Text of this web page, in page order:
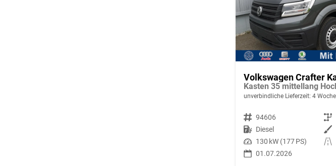
Volkswagen Crafter
unverbindliche Lieferzeit: 4
Fahrzeugnr. 94606 Getriebe
Kraftstoff Diesel Außenfarbe
Leistung 130 kW (177 PS) Kilometerstand
01.07.2026